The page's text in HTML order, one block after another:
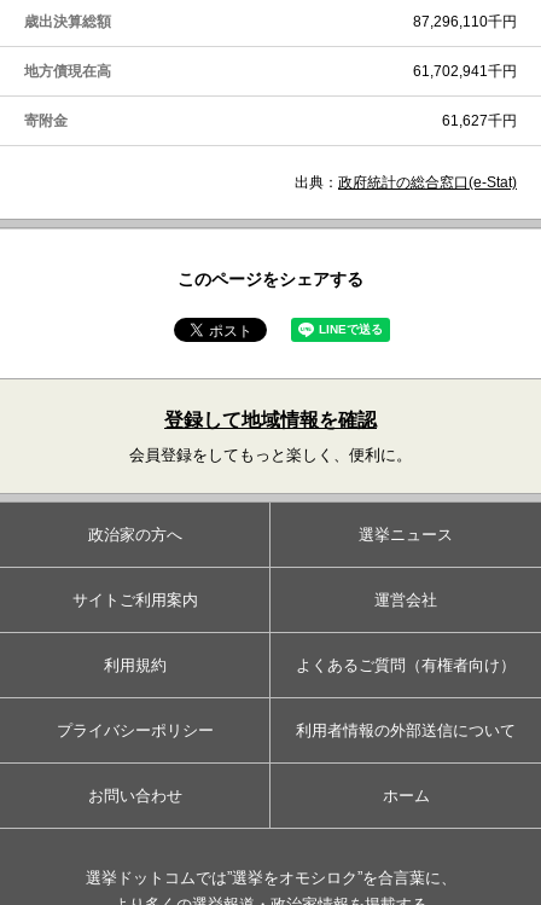
歳出決算総額 87,296,110千円
地方債現在高 61,702,941千円
寄附金 61,627千円
出典： 政府統計の総合窓口(e-Stat)
このページをシェアする
登録して地域情報を確認
会員登録をしてもっと楽しく、便利に。
政治家の方へ 選挙ニュース
サイトご利用案内 運営会社
利用規約 よくあるご質問（有権者向け）
プライバシーポリシー 利用者情報の外部送信について
お問い合わせ ホーム
選挙ドットコムでは”選挙をオモシロク”を合言葉に、